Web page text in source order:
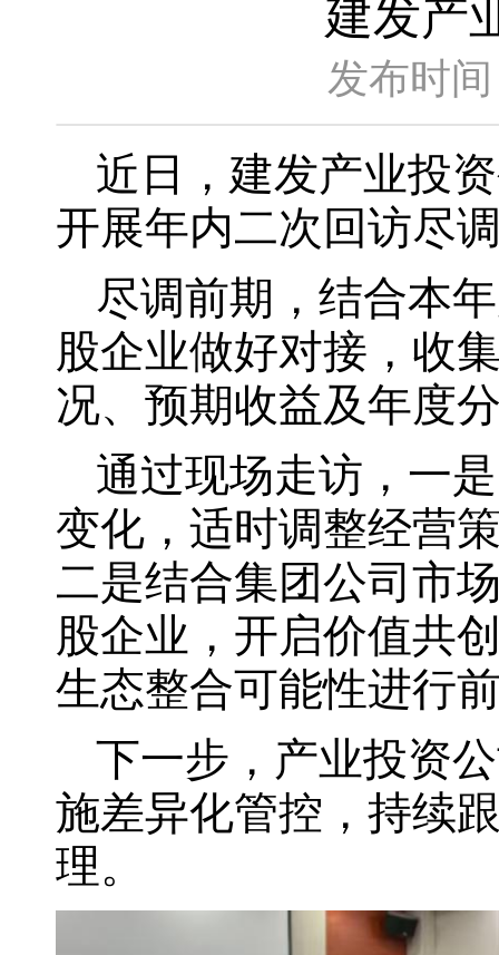
建发产
发布时
近日，建发产业投
开展年内二次回访尽
尽调前期，结合本
股企业做好对接，收
况、预期收益及年度
通过现场走访，一
变化，适时调整经营
二是结合集团公司市
股企业，开启价值共
生态整合可能性进行
下一步，产业投资
施差异化管控，持续
理。